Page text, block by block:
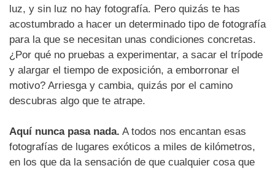
luz, y sin luz no hay fotografía. Pero quizás te has
acostumbrado a hacer un determinado tipo de fotografía
para la que se necesitan unas condiciones concretas.
¿Por qué no pruebas a experimentar, a sacar el trípode
y alargar el tiempo de exposición, a emborronar el
motivo? Arriesga y cambia, quizás por el camino
descubras algo que te atrape.
Aquí nunca pasa nada. A todos nos encantan esas
fotografías de lugares exóticos a miles de kilómetros,
en los que da la sensación de que cualquier cosa que